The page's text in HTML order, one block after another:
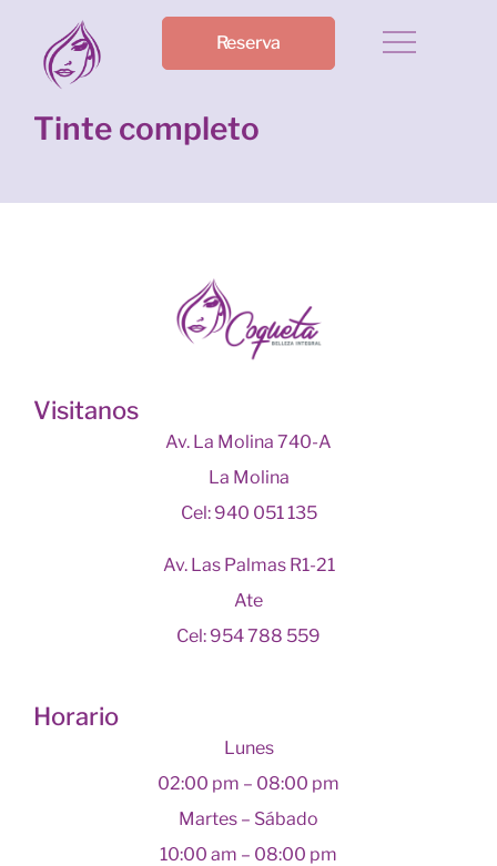
Reserva
Tinte completo
Visitanos
Av. La Molina 740-A
La Molina
Cel: 940 051 135
Av. Las Palmas R1-21
Ate
Cel: 954 788 559
Horario
Lunes
02:00 pm – 08:00 pm
Martes – Sábado
10:00 am – 08:00 pm